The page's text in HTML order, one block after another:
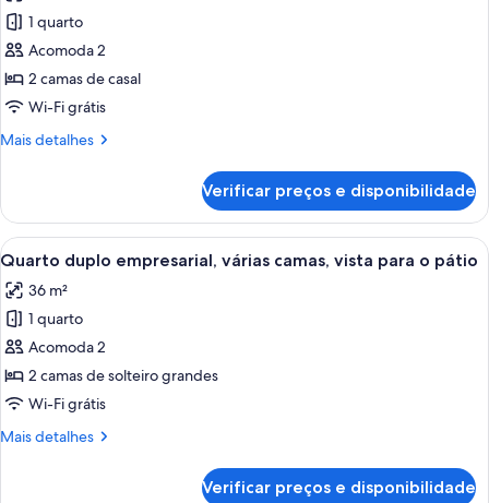
de
Suíte
executiva
1 quarto
Acomoda 2
2 camas de casal
Wi-Fi grátis
Mais detalhes
Mais
executiva
Verificar preços e disponibilidade
Carrega
todas
as
fotos
de
Quarto
duplo
várias
Quarto de hotel moderno com uma
7
Quarto duplo empresarial, várias camas, vista para o pátio
36 m²
1 quarto
Acomoda 2
2 camas de solteiro grandes
Wi-Fi grátis
Mais detalhes
Mais
Verificar preços e disponibilidade